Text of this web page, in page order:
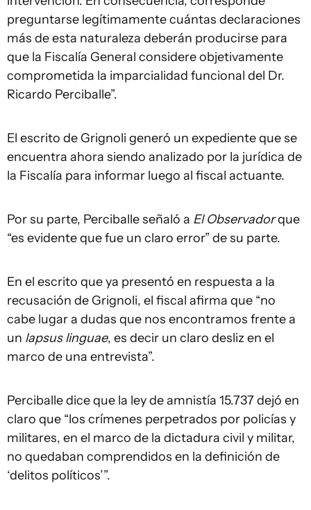
preguntarse legítimamente cuántas declaraciones
más de esta naturaleza deberán producirse para
que la Fiscalía General considere objetivamente
comprometida la imparcialidad funcional del Dr.
Ricardo Perciballe”.
El escrito de Grignoli generó un expediente que se
encuentra ahora siendo analizado por la jurídica de
la Fiscalía para informar luego al fiscal actuante.
Por su parte, Perciballe señaló a El Observadorque
“es evidente que fue un claro error” de su parte.
En el escrito que ya presentó en respuesta a la
recusación de Grignoli, el fiscal afirma que “no
cabe lugar a dudas que nos encontramos frente a
un lapsus linguae, es decir un claro desliz en el
marco de una entrevista”.
Perciballe dice que la ley de amnistía 15.737 dejó en
claro que “los crímenes perpetrados por policías y
militares, en el marco de la dictadura civil y militar,
no quedaban comprendidos en la definición de
‘delitos políticos’”.